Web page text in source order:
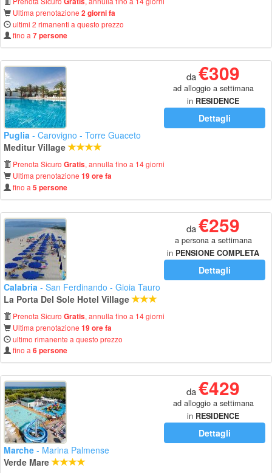
Ultima prenotazione 2 giorni fa
ultimi 2 rimanenti a questo prezzo
fino a 7 persone
da€309
ad alloggio a settimana
in RESIDENCE
Dettagli
Puglia - Carovigno - Torre Guaceto
Meditur Village
Prenota Sicuro Gratis, annulla fino a 14 giorni
Ultima prenotazione 19 ore fa
fino a 5 persone
da€259
a persona a settimana
in PENSIONE COMPLETA
Dettagli
Calabria - San Ferdinando - Gioia Tauro
La Porta Del Sole Hotel Village
Prenota Sicuro Gratis, annulla fino a 14 giorni
Ultima prenotazione 19 ore fa
ultimo rimanente a questo prezzo
fino a 6 persone
da€429
ad alloggio a settimana
in RESIDENCE
Dettagli
Marche - Marina Palmense
Verde Mare